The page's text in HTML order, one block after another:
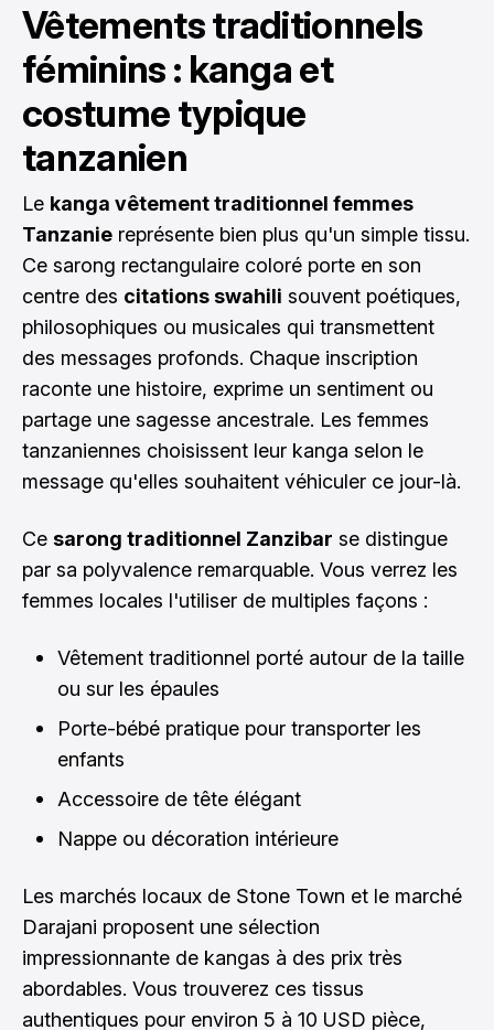
Vêtements traditionnels
féminins : kanga et
costume typique
tanzanien
Le kanga vêtement traditionnel femmes
Tanzanie représente bien plus qu'un simple tissu.
Ce sarong rectangulaire coloré porte en son
centre des citations swahili souvent poétiques,
philosophiques ou musicales qui transmettent
des messages profonds. Chaque inscription
raconte une histoire, exprime un sentiment ou
partage une sagesse ancestrale. Les femmes
tanzaniennes choisissent leur kanga selon le
message qu'elles souhaitent véhiculer ce jour-là.
Ce sarong traditionnel Zanzibar se distingue
par sa polyvalence remarquable. Vous verrez les
femmes locales l'utiliser de multiples façons :
Vêtement traditionnel porté autour de la taille
ou sur les épaules
Porte-bébé pratique pour transporter les
enfants
Accessoire de tête élégant
Nappe ou décoration intérieure
Les marchés locaux de Stone Town et le marché
Darajani proposent une sélection
impressionnante de kangas à des prix très
abordables. Vous trouverez ces tissus
authentiques pour environ 5 à 10 USD pièce,